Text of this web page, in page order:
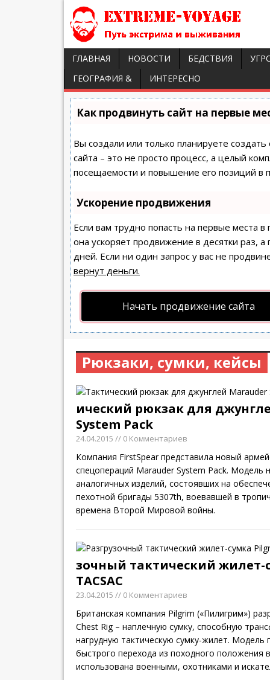
ГЛАВНАЯ НОВОСТИ БЕДСТВИЯ
ГЕОГРАФИЯ &
ИНТЕРЕСНО
Как продвинуть сайт на первые
Вы создали или только планируете
сайта – это не просто процесс, а целый
посещаемости и повышение его позиций в
Ускорение продвижения
Если вам трудно попасть на первые места
она ускоряет продвижение в десятки раз,
дней. Если ни один запрос у вас не
вернут деньги.
Начать продвижение сайта
Рюкзаки, сумки, кейсы
ический рюкзак для
System Pack
24.04.2015 // 0 Комментариев
Компания FirstSpear представила новый
спецопераций Marauder System Pack. Модель
аналогичных изделий, состоявших на
пехотной бригады 5307th, воевавшей в
времена Второй Мировой войны.
зочный тактический
TACSAC
23.04.2015 // 0 Комментариев
Британская компания Pilgrim («Пилигрим»)
Chest Rig – наплечную сумку, способную
нагрудную тактическую сумку-жилет. Модель
быстрого перехода из походного
использована военными, охотниками и